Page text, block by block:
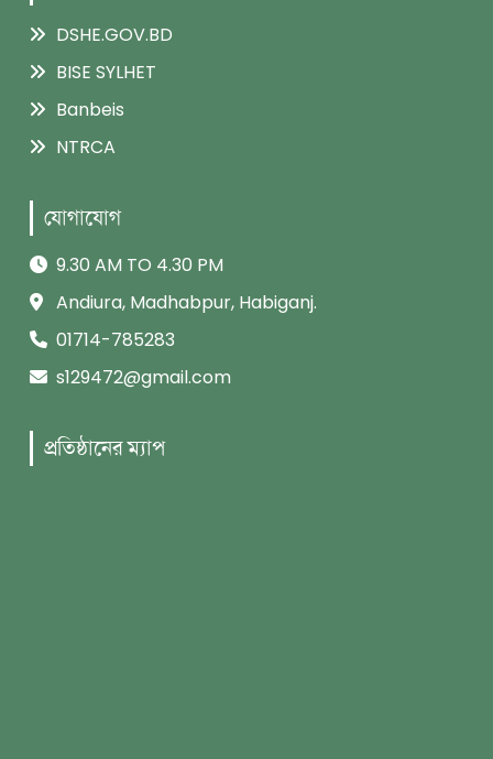
DSHE.GOV.BD
BISE SYLHET
Banbeis
NTRCA
যোগাযোগ
9.30 AM TO 4.30 PM
Andiura, Madhabpur, Habiganj.
01714-785283
s129472@gmail.com
প্রতিষ্ঠানের ম্যাপ